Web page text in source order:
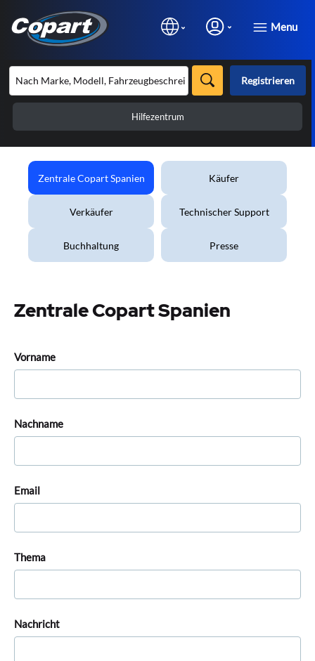
Menu
Registrieren
Hilfezentrum
Zentrale Copart Spanien Käufer
Verkäufer Technischer Support
Buchhaltung Presse
Zentrale Copart Spanien
Vorname
Nachname
Email
Thema
Nachricht